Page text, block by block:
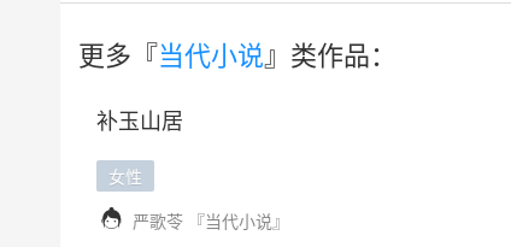
更多『当代小说』类作品：
补玉山居
女性
 严歌苓 『当代小说』